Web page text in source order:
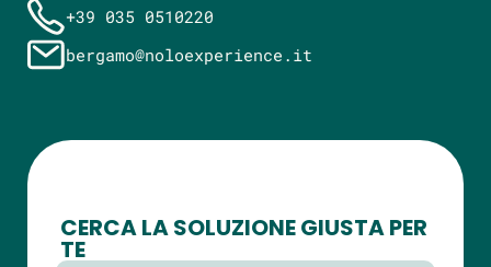
+39 035 0510220
bergamo@noloexperience.it
CERCA LA SOLUZIONE GIUSTA PER
TE